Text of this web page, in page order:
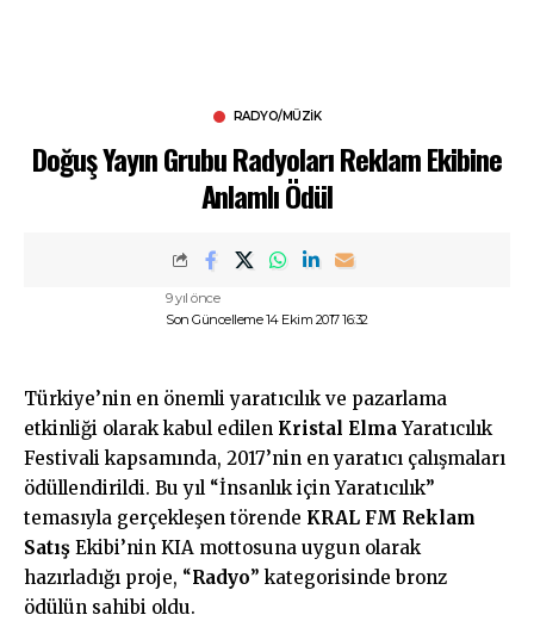
RADYO/MÜZIK
Doğuş Yayın Grubu Radyoları Reklam Ekibine
Anlamlı Ödül
Son Güncelleme 14 Ekim 2017 16:32
9 yıl önce
Türkiye’nin en önemli yaratıcılık ve pazarlama
etkinliği olarak kabul edilen Kristal ElmaYaratıcılık
Festivali kapsamında, 2017’nin en yaratıcı çalışmaları
ödüllendirildi. Bu yıl “İnsanlık için Yaratıcılık”
temasıyla gerçekleşen törende KRAL FM Reklam
Satış Ekibi’nin KIA mottosuna uygun olarak
hazırladığı proje, “Radyo” kategorisinde bronz
ödülün sahibi oldu.